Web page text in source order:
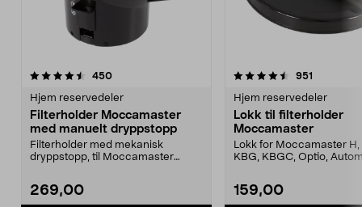
450anmeldelser
Hjem reservedeler
Filterholder Moccamaster
med manuelt dryppstopp
Filterholder med mekanisk
dryppstopp, til Moccamaster
269,00
4.5 av 5 stjerner 951
Hjem reservedeler
Lokk til filterholder
Moccamaster
Lokk for Moccamaster H,
KBG, KBGC, Optio,
159,00
4.5 av 5 stjerner